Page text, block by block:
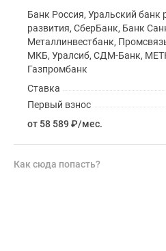
Банк Россия, Уральский банк
развития, СберБанк, Банк
Металлинвестбанк,
МКБ, Уралсиб, СДМ-Банк,
Газпромбанк
Ставка
Первый взнос
от 58 589 ₽/мес.
Как сюда попасть?